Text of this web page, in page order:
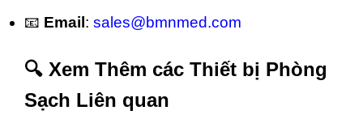
📧 Email : sales@bmnmed.com
🔍 Xem Thêm các Thiết bị Phòng
Sạch Liên quan